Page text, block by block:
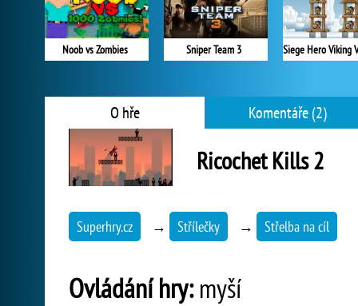
Noob vs Zombies Sniper Team 3
O hře Komentáře (2)
Ricochet Kills 2
Superhry.cz → Střílečky → Střelba na cíl
Ovládání hry:myší